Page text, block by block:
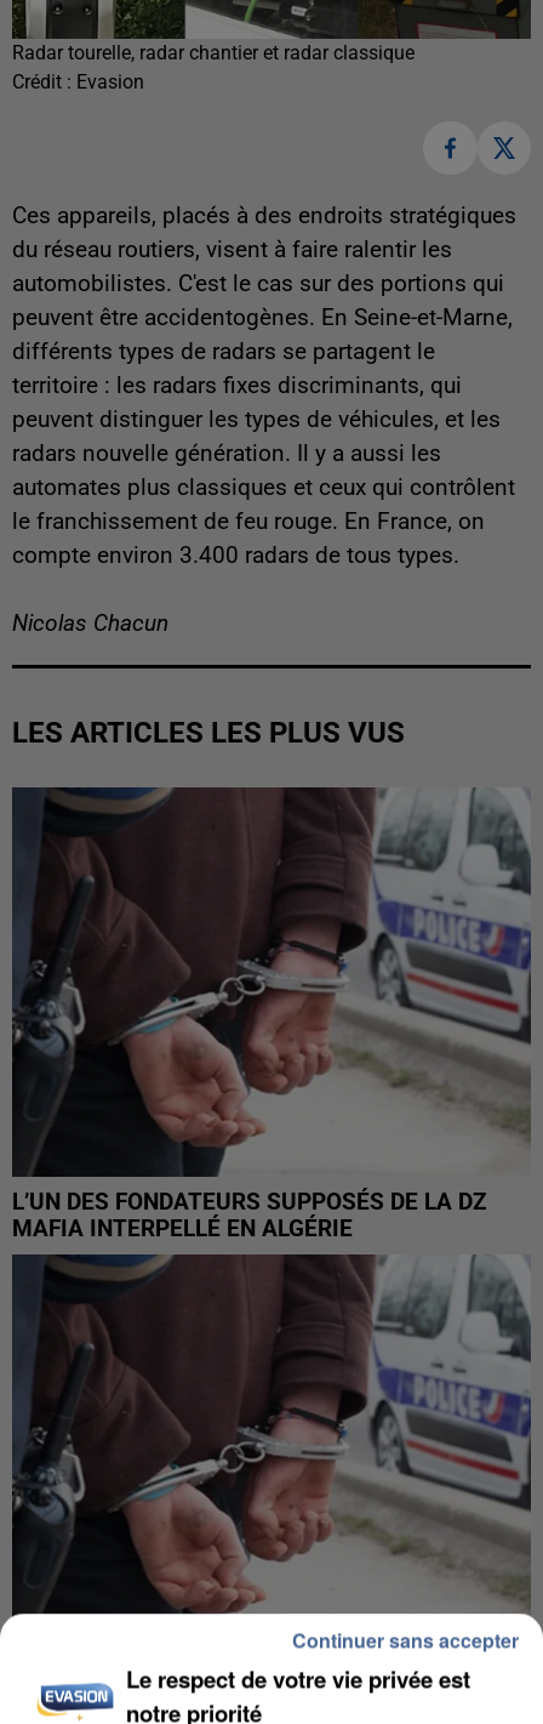
Radar tourelle, radar chantier et radar classique
Crédit : Evasion
Ces appareils, placés à des endroits stratégiques
du réseau routiers, visent à faire ralentir les
automobilistes. C'est le cas sur des portions qui
peuvent être accidentogènes. En Seine-et-Marne,
différents types de radars se partagent le
territoire : les radars fixes discriminants, qui
peuvent distinguer les types de véhicules, et les
radars nouvelle génération. Il y a aussi les
automates plus classiques et ceux qui contrôlent
le franchissement de feu rouge. En France, on
compte environ 3.400 radars de tous types.
Nicolas Chacun
LES ARTICLES LES PLUS VUS
L’UN DES FONDATEURS SUPPOSÉS DE LA DZ
MAFIA INTERPELLÉ EN ALGÉRIE
UN SECOND CADRE DE LA DZ MAFIA
INTERPELLÉ EN ALGÉRIE
Le respect de votre vie privée est
notre priorité
Continuer sans accepter